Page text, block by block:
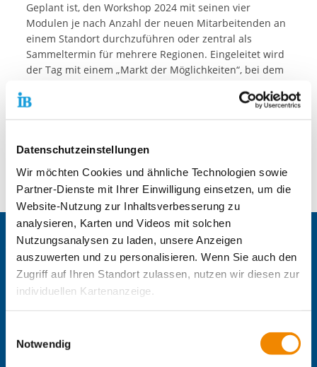
Datenschutzeinstellungen
Wir möchten Cookies und ähnliche Technologien sowie
Partner-Dienste mit Ihrer Einwilligung einsetzen, um die
Website-Nutzung zur Inhaltsverbesserung zu
analysieren, Karten und Videos mit solchen
Nutzungsanalysen zu laden, unsere Anzeigen
auszuwerten und zu personalisieren. Wenn Sie auch den
Zugriff auf Ihren Standort zulassen, nutzen wir diesen zur
individuellen Kartenanzeige.
unsere Partner Daten wie Ihre IP-Adresse und
verarbeiten diese zusammen mit Daten von anderen
Notwendig
Geplant ist, den Workshop 2024 mit seinen vier
Modulen je nach Anzahl der neuen Mitarbeitenden an
einem Standort durchzuführen oder zentral als
Sammeltermin für mehrere Regionen. Eingeleitet wird
der Tag mit einem „Markt der Möglichkeiten“, bei dem
unterschiedliche Arbeitsgruppen wie die Arbeitskreise
Politische Bildung, Green IB und weitere Initiativen
Netzwerken ist zwischen den Einheiten und im Laufe
Kollegen*Kolleginnen kennenzulernen.
Zentrale IB-Websites:
Die Internationale Arbeit des IB
IB-Personalentwicklung
IB-Schulen
IB-Kindertageseinrichtungen
IB-Jugendmigrationsdienste